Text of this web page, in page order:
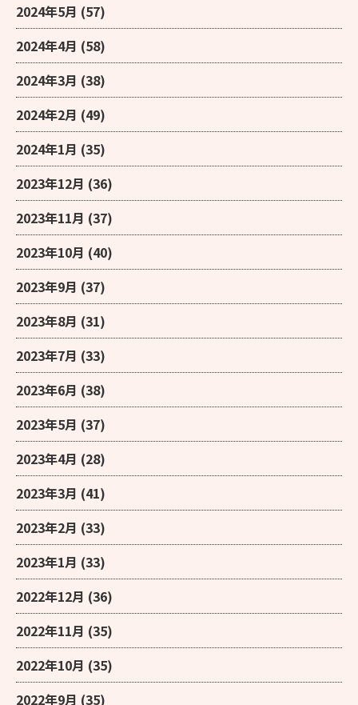
2024年5月 (57)
2024年4月 (58)
2024年3月 (38)
2024年2月 (49)
2024年1月 (35)
2023年12月 (36)
2023年11月 (37)
2023年10月 (40)
2023年9月 (37)
2023年8月 (31)
2023年7月 (33)
2023年6月 (38)
2023年5月 (37)
2023年4月 (28)
2023年3月 (41)
2023年2月 (33)
2023年1月 (33)
2022年12月 (36)
2022年11月 (35)
2022年10月 (35)
2022年9月 (35)